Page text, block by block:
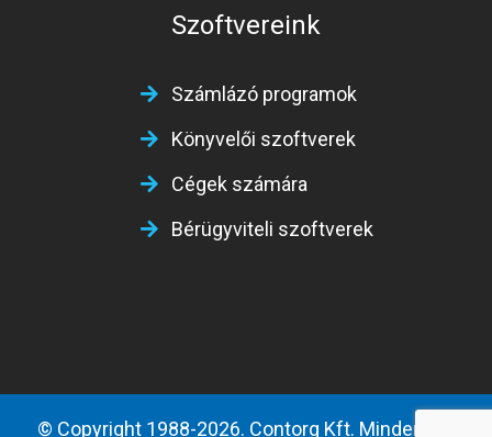
Szoftvereink
Számlázó programok
Könyvelői szoftverek
Cégek számára
Bérügyviteli szoftverek
© Copyright 1988-2026. Contorg Kft. Minden jog